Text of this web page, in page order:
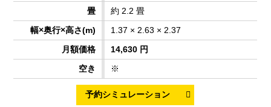
約 2.2 畳
1.37 × 2.63 × 2.37
14,630 円
※